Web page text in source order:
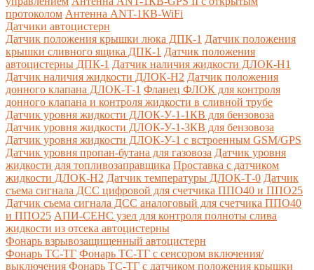
протоколом Антенна ANT-1КВ-WiFi
Датчики автоцистерн
Датчик положения крышки люка ДПК-1 Датчик положения
крышки сливного ящика ДПК-1 Датчик положения
автоцистерны ДПК-1 Датчик наличия жидкости ДЛОК-Н1
Датчик наличия жидкости ДЛОК-Н2 Датчик положения
донного клапана ДЛОК-Т-1 Фланец ФЛОК для контроля
донного клапана и контроля жидкости в сливной трубе
Датчик уровня жидкости ДЛОК-У-1-1КВ для бензовоза
Датчик уровня жидкости ДЛОК-У-1-3КВ для бензовоза
Датчик уровня жидкости ДЛОК-У-1 с встроенным GSM/GPS
Датчик уровня пропан-бутана для газовоза Датчик уровня
жидкости для топливозаправщика Проставка с датчиком
жидкости ДЛОК-Н2 Датчик температуры ДЛОК-Т-0 Датчик
съема сигнала ДСС цифровой для счетчика ППО40 и ППО25
Датчик съема сигнала ДСС аналоговый для счетчика ППО40
и ППО25 АПИ-СЕНС узел для контроля полноты слива
жидкости из отсека автоцистерны
Фонарь взрывозащищенный автоцистерн
Фонарь ТС-ТГ Фонарь ТС-ТГ с сенсором включения/
выключения Фонарь ТС-ТГ с датчиком положения крышки